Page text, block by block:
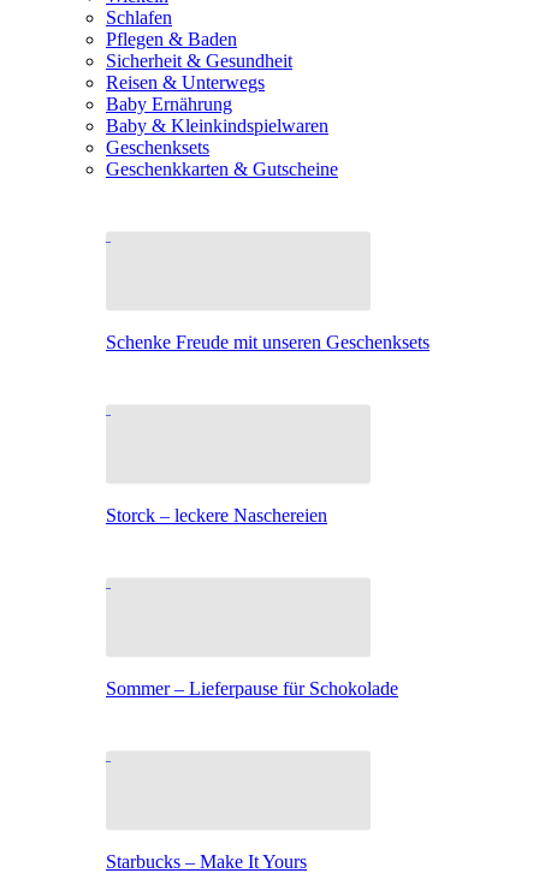
Schlafen
Pflegen & Baden
Sicherheit & Gesundheit
Reisen & Unterwegs
Baby Ernährung
Baby & Kleinkindspielwaren
Geschenksets
Geschenkkarten & Gutscheine
Schenke Freude mit unseren Geschenksets
Storck – leckere Naschereien
Sommer – Lieferpause für Schokolade
Starbucks – Make It Yours